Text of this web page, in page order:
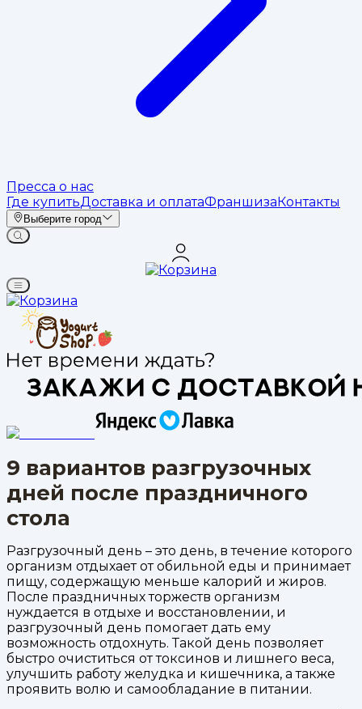
Пресса о нас
Где купитьДоставка и оплатаФраншизаКонтакты
Выберите город
9 вариантов разгрузочных
дней после праздничного
стола
Разгрузочный день – это день, в течение которого
организм отдыхает от обильной еды и принимает
пищу, содержащую меньше калорий и жиров.
После праздничных торжеств организм
нуждается в отдыхе и восстановлении, и
разгрузочный день помогает дать ему
возможность отдохнуть. Такой день позволяет
быстро очиститься от токсинов и лишнего веса,
улучшить работу желудка и кишечника, а также
проявить волю и самообладание в питании.